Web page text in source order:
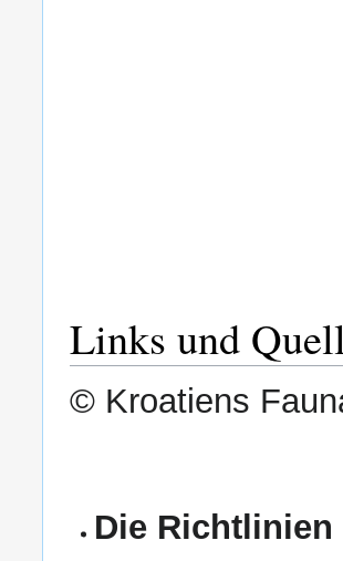
Links und
© Kroatiens
Die